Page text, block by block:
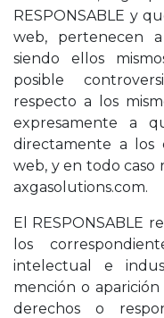
RESPONSABLE y
web, pertenecen
siendo ellos
posible
respecto a los
expresamente a
directamente a los
web, y en todo caso
axgasolutions.com.
El RESPONSABLE
los
intelectual e
mención o
derechos o